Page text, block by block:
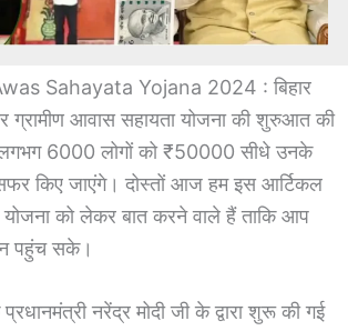
Sahayata Yojana 2024 : बिहार
ग्रामीण आवास सहायता योजना की शुरुआत की
6000 लोगों को ₹50000 सीधे उनके
किए जाएंगे। दोस्तों आज हम इस आर्टिकल
को लेकर बात करने वाले हैं ताकि आप
पहुंच सके।
नरेंद्र मोदी जी के द्वारा शुरू की गई